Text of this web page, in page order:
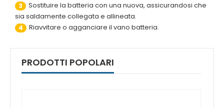
3
Sostituire la batteria con una nuova, assicurandosi che
sia saldamente collegata e allineata.
4 Riavvitare o agganciare il vano batteria.
PRODOTTI POPOLARI